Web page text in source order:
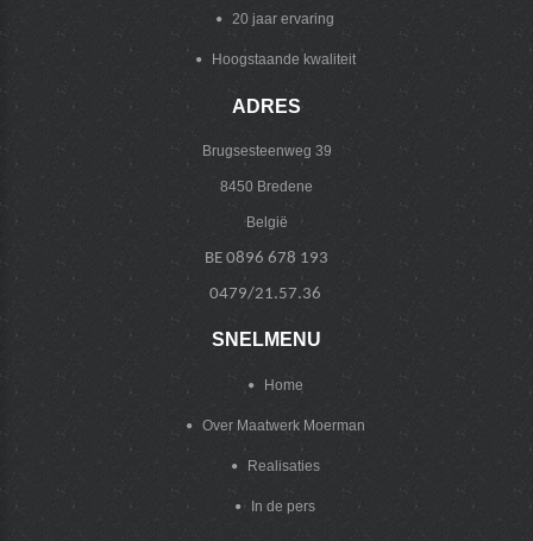
20 jaar ervaring
Hoogstaande kwaliteit
ADRES
Brugsesteenweg 39
8450 Bredene
België
BE 0896 678 193
0479/21.57.36
SNELMENU
Home
Over Maatwerk Moerman
Realisaties
In de pers